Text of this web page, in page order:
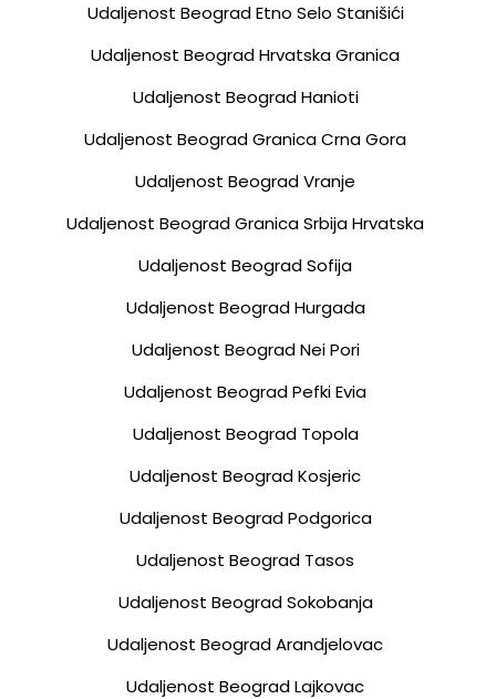
Udaljenost Beograd Etno Selo Stanišići
Udaljenost Beograd Hrvatska Granica
Udaljenost Beograd Hanioti
Udaljenost Beograd Granica Crna Gora
Udaljenost Beograd Vranje
Udaljenost Beograd Granica Srbija Hrvatska
Udaljenost Beograd Sofija
Udaljenost Beograd Hurgada
Udaljenost Beograd Nei Pori
Udaljenost Beograd Pefki Evia
Udaljenost Beograd Topola
Udaljenost Beograd Kosjeric
Udaljenost Beograd Podgorica
Udaljenost Beograd Tasos
Udaljenost Beograd Sokobanja
Udaljenost Beograd Arandjelovac
Udaljenost Beograd Lajkovac